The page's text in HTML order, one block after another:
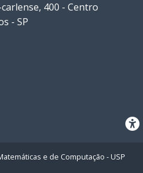
400 - Centro
- SP
e de Computação - USP